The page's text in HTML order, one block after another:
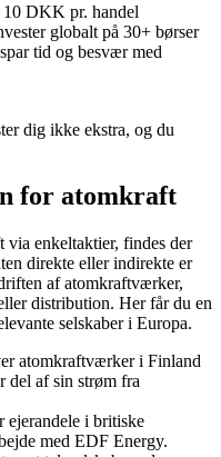
DKK pr. handel
globalt på 30+ børser
tid og besvær med
dig ikke ekstra, og du
for atomkraft
enkeltaktier, findes der
direkte eller indirekte er
af atomkraftværker,
distribution. Her får du en
selskaber i Europa.
atomkraftværker i Finland
del af sin strøm fra
ejerandele i britiske
med EDF Energy.